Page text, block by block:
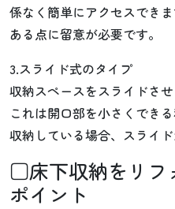
係なく簡単にアクセスでき
ある点に留意が必要です。
3.スライド式のタイプ
収納スペースをスライドさ
これは開口部を小さくでき
収納している場合、スライ
□床下収納をリフ
ポイント